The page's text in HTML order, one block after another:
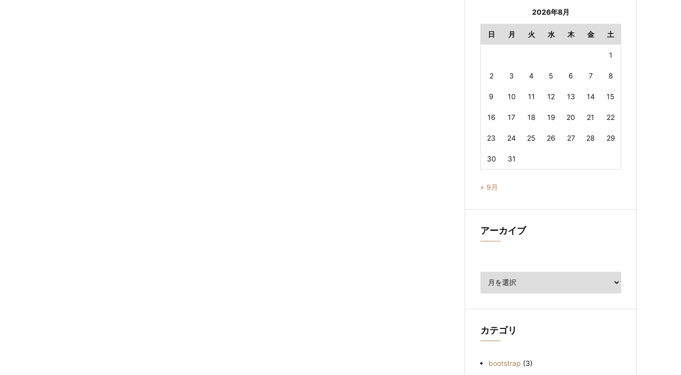
2026年8月
日 月 火 水 木 金 土
1
2 3 4 5 6 7 8
9 10 11 12 13 14 15
16 17 18 19 20 21 22
23 24 25 26 27 28 29
30 31
« 9月
アーカイブ
カテゴリ
bootstrap (3)